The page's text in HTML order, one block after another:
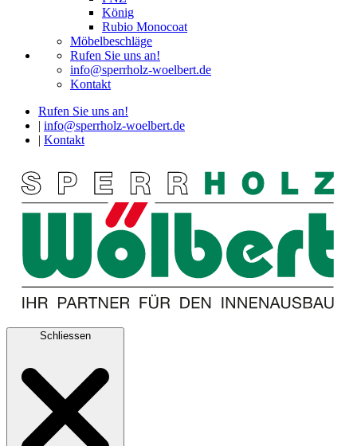
König
Rubio Monocoat
Möbelbeschläge
Rufen Sie uns an!
info@sperrholz-woelbert.de
Kontakt
Rufen Sie uns an!
info@sperrholz-woelbert.de
Kontakt
Schliessen